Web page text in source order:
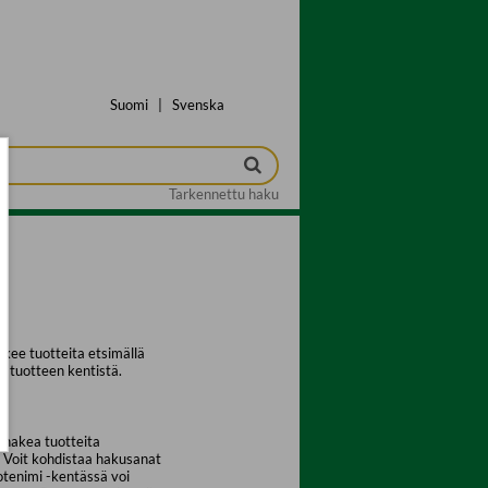
Suomi Svenska
Tarkennettu haku
tuotteita etsimällä
tuotteen kentistä.
hakea tuotteita
kohdistaa hakusanat
-kentässä voi